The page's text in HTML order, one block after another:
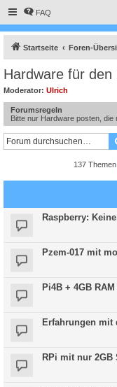
FAQ
Startseite Foren-
Hardware für den
Moderator: Ulrich
Forumsregeln
Bitte nur Hardware posten, die
137 Themen
Raspberry:
Pzem-017 mit
Pi4B + 4GB
Erfahrungen mit
RPi mit nur